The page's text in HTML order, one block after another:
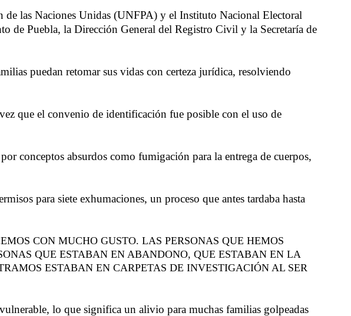
de las Naciones Unidas (UNFPA) y el Instituto Nacional Electoral
de Puebla, la Dirección General del Registro Civil y la Secretaría de
puedan retomar sus vidas con certeza jurídica, resolviendo
que el convenio de identificación fue posible con el uso de
conceptos absurdos como fumigación para la entrega de cuerpos,
para siete exhumaciones, un proceso que antes tardaba hasta
CON MUCHO GUSTO. LAS PERSONAS QUE HEMOS
QUE ESTABAN EN ABANDONO, QUE ESTABAN EN LA
ESTABAN EN CARPETAS DE INVESTIGACIÓN AL SER
lo que significa un alivio para muchas familias golpeadas